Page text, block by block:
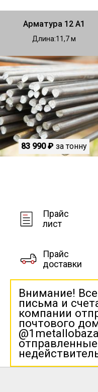
Арматура 12 А1
Длина 11,7
83 990 ₽ за тонну
Прайс
лист
Прайс
доставки
Внимание!
письма и
компании
почтового